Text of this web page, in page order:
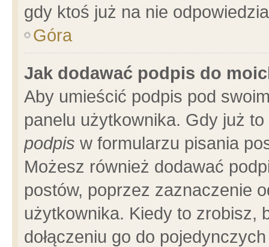
gdy ktoś już na nie
Góra
Jak dodawać podpis do
Aby umieścić podpis pod
panelu użytkownika. Gdy już
podpis w formularzu pisania
Możesz również dodawać
postów, poprzez zaznaczenie
użytkownika. Kiedy to zrobisz,
dołączeniu go do